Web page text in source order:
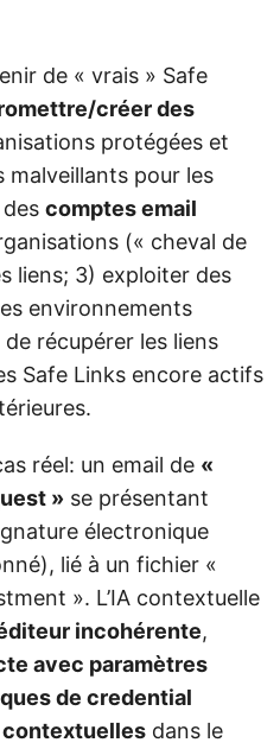
de « vrais » Safe
créer des
protégées et
malveillants pour les
comptes email
(« cheval de
liens; 3) exploiter des
environnements
récupérer les liens
Safe Links encore actifs
réel: un email de «
» se présentant
électronique
lié à un fichier «
». L’IA contextuelle
incohérente,
avec paramètres
de credential
contextuelles dans le